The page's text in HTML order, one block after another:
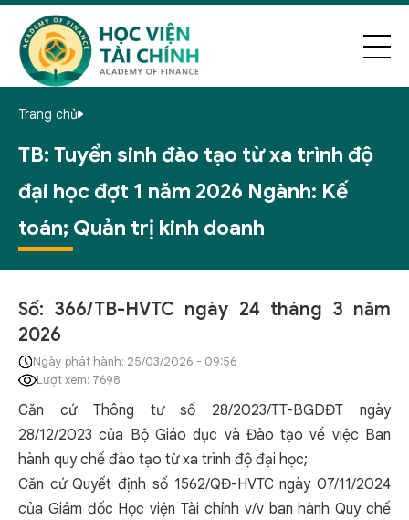
Trang chủ
TB: Tuyển sinh đào tạo từ xa trình độ
đại học đợt 1 năm 2026 Ngành: Kế
toán; Quản trị kinh doanh
Số: 366/TB-HVTC ngày 24 tháng 3 năm
2026
Ngày phát hành: 25/03/2026 - 09:56
Lượt xem: 7698
Căn cứ Thông tư số 28/2023/TT-BGDĐT ngày
28/12/2023 của Bộ Giáo dục và Đào tạo về việc Ban
hành quy chế đào tạo từ xa trình độ đại học;
Căn cứ Quyết định số 1562/QĐ-HVTC ngày 07/11/2024
của Giám đốc Học viện Tài chính v/v ban hành Quy chế